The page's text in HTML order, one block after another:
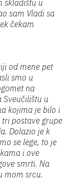
skladištu u
sam Vladi sa
čekam
od mene pet
smo u
na
Sveučilištu u
kojima je bilo i
postave grupe
Dolazio je k
se lege, to je
i ove
smrti. Na
mom srcu.